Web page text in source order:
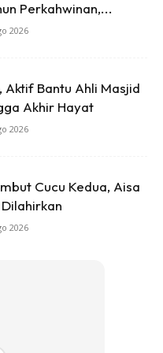
dalam badannya
virus.
kami, maka
Perkahwinan,...
2026
Aktif Bantu Ahli Masjid
Akhir Hayat
2026
Cucu Kedua, Aisa
2026